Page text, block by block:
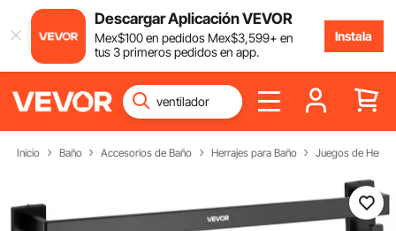
Descargar Aplicación VEVOR
Mex$100en pedidos Mex$3,599+ en
tus 3 primeros pedidos en app.
Instala
Inicio Baño Accesorios de Baño Herrajes para Baño Juegos de